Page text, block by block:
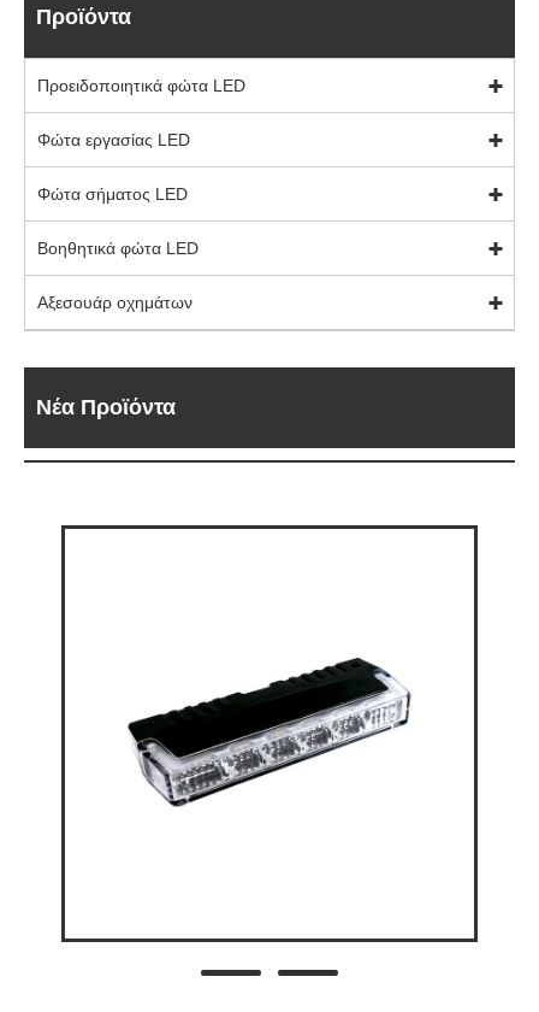
Προϊόντα
Προειδοποιητικά φώτα LED
Φώτα εργασίας LED
Φώτα σήματος LED
Βοηθητικά φώτα LED
Αξεσουάρ οχημάτων
Νέα Προϊόντα